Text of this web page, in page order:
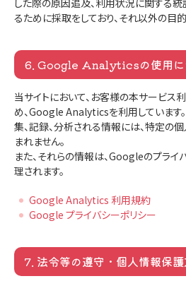
した際の原因追及、利用状況に関する
るために採取をしており、それ以外の目
6. Google Analyticsの使用に
当サイトにおいて、お客様の本サービス
め、Google Analyticsを利用していま
集、記録、分析される情報には、特定の
まれません。
また、それらの情報は、Googleのプラ
理されます。
Google Analytics 利用規約
Google プライバシーポリシー
7. 法令等の遵守・個人情報保